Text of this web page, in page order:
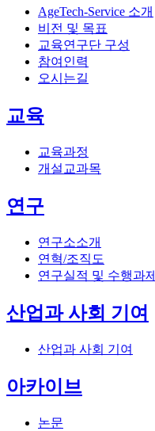
AgeTech-Service 소개
비전 및 목표
교육연구단 구성
참여인력
오시는길
교육
교육과정
개설교과목
연구
연구소소개
연혁/조직도
연구실적 및 수행과제
산업과 사회 기여
산업과 사회 기여
아카이브
논문